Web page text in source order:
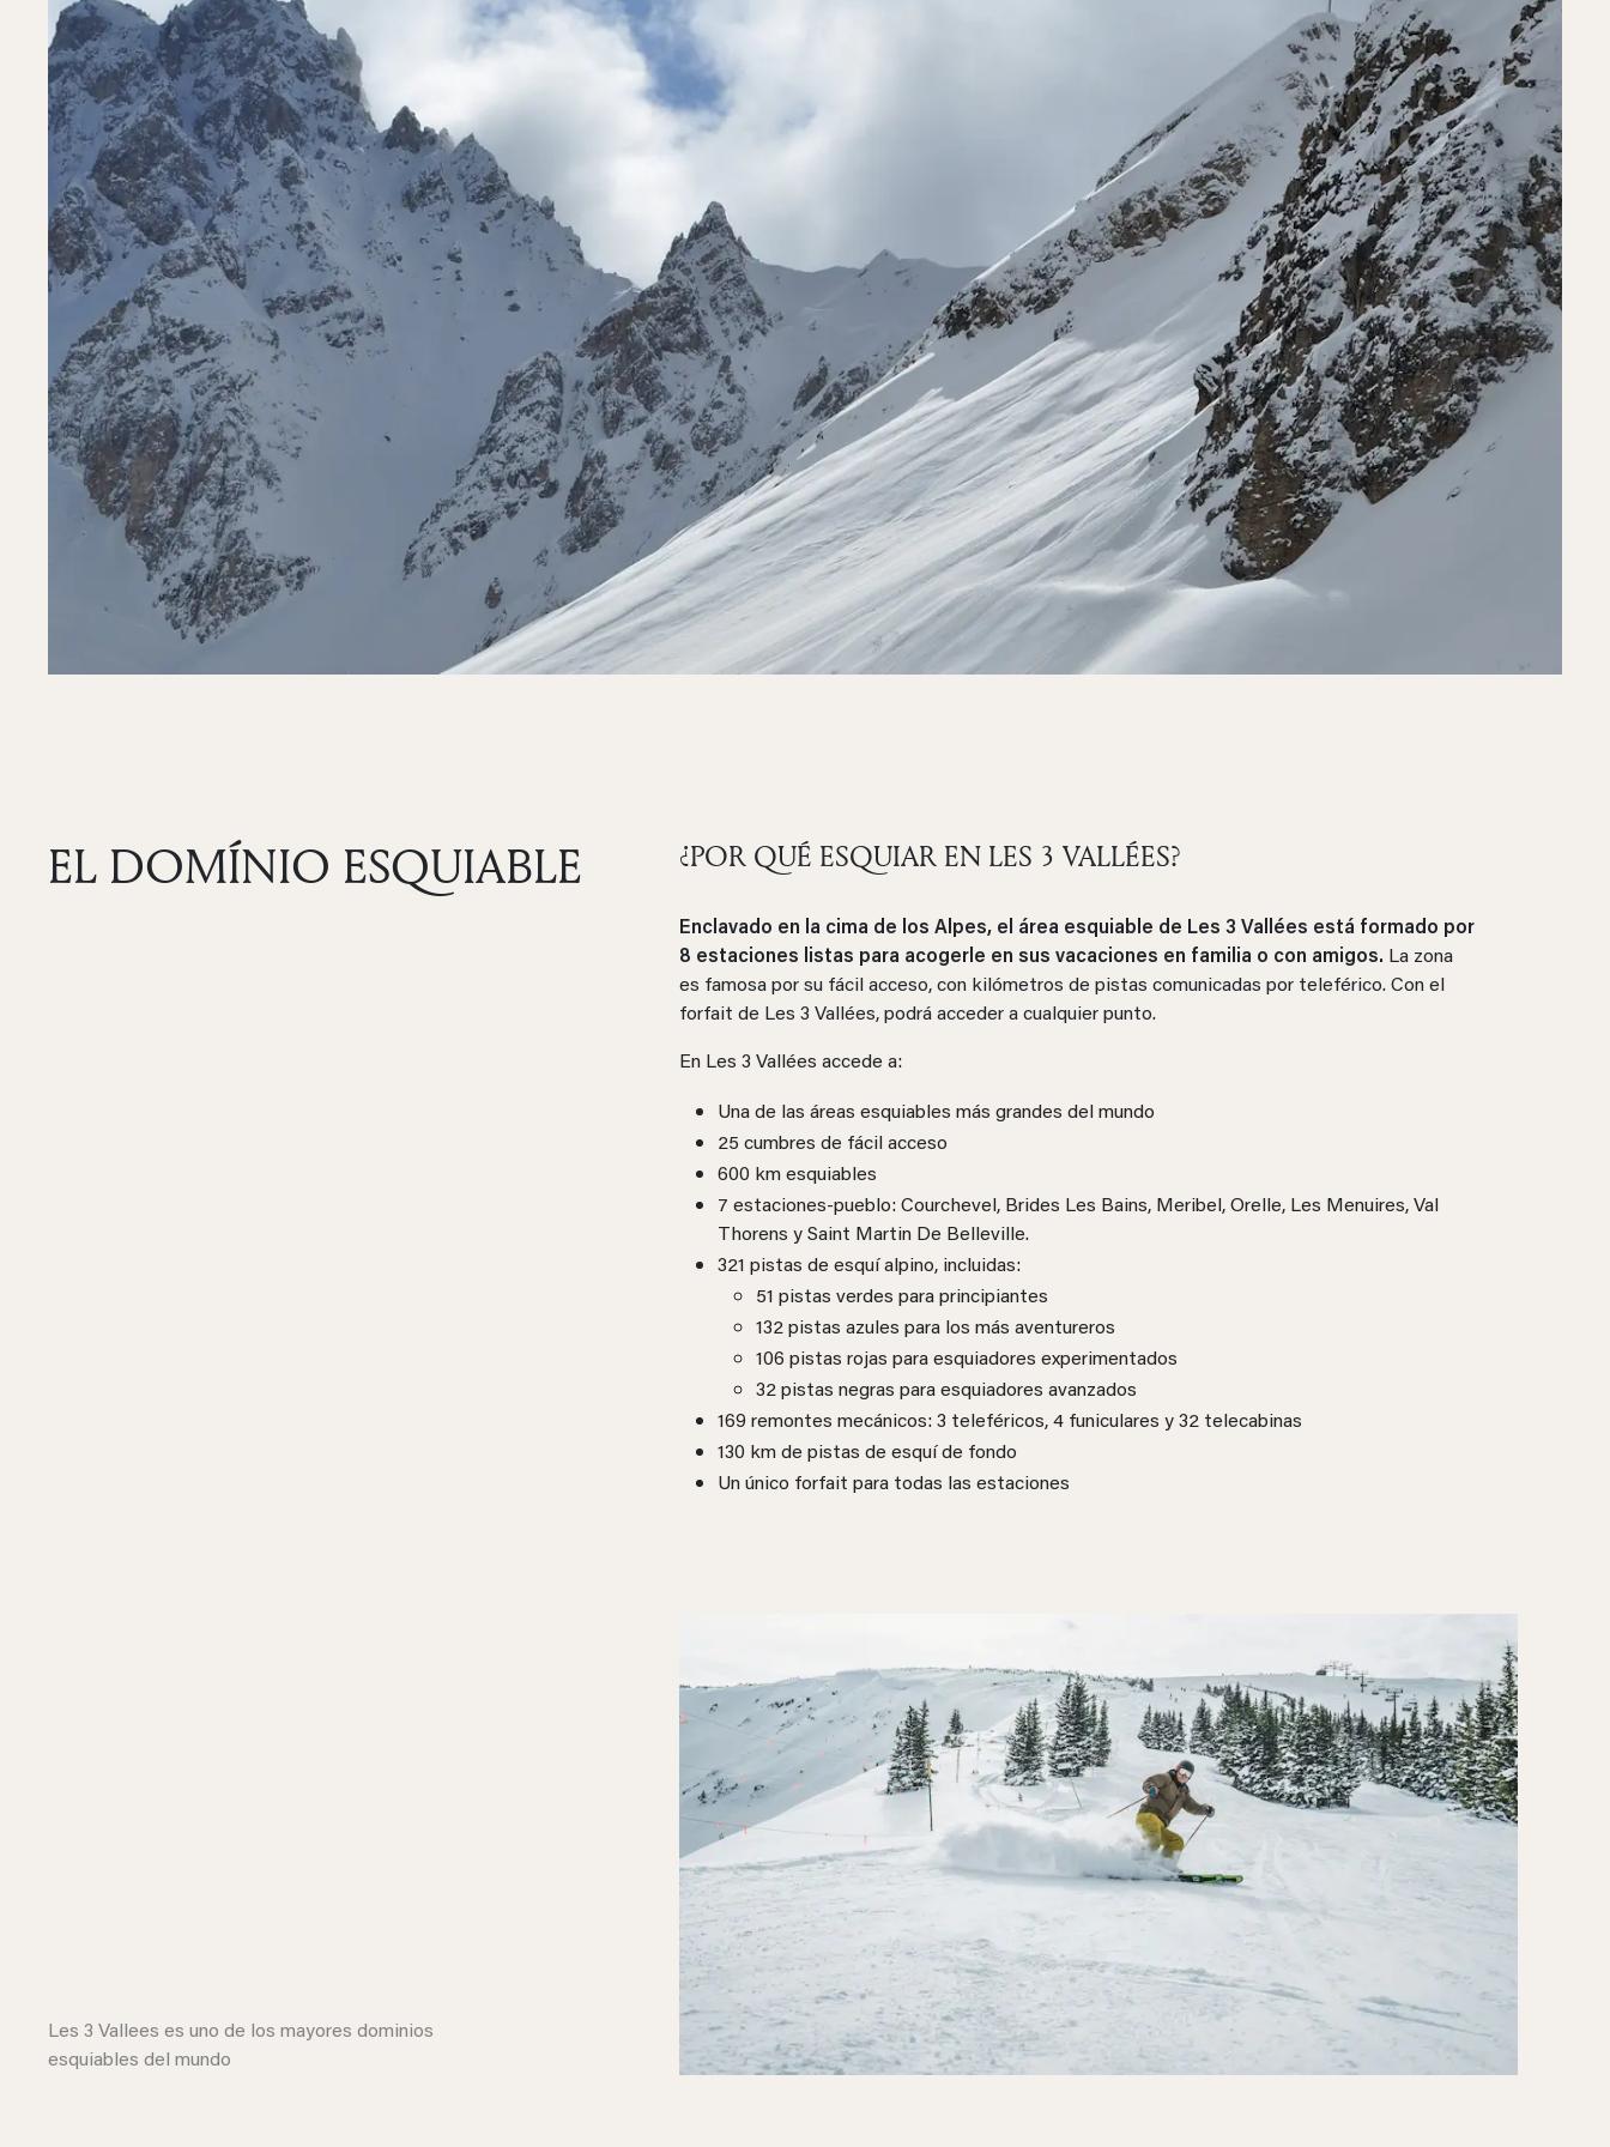
EL DOMÍNIO ESQUIABLE ¿POR QUÉ ESQUIAR EN LES 3 VALLÉES?
Enclavado en la cima de los Alpes, el área esquiable de Les 3 Vallées está formado por
8 estaciones listas para acogerle en sus vacaciones en familia o con amigos. La zona
es famosa por su fácil acceso, con kilómetros de pistas comunicadas por teleférico. Con el
forfait de Les 3 Vallées, podrá acceder a cualquier punto.
En Les 3 Vallées accede a:
Una de las áreas esquiables más grandes del mundo
25 cumbres de fácil acceso
600 km esquiables
7 estaciones-pueblo: Courchevel, Brides Les Bains, Meribel, Orelle, Les Menuires, Val
Thorens y Saint Martin De Belleville.
321 pistas de esquí alpino, incluidas:
51 pistas verdes para principiantes
132 pistas azules para los más aventureros
106 pistas rojas para esquiadores experimentados
32 pistas negras para esquiadores avanzados
169 remontes mecánicos: 3 teleféricos, 4 funiculares y 32 telecabinas
130 km de pistas de esquí de fondo
Un único forfait para todas las estaciones
Les 3 Vallees es uno de los mayores dominios
esquiables del mundo